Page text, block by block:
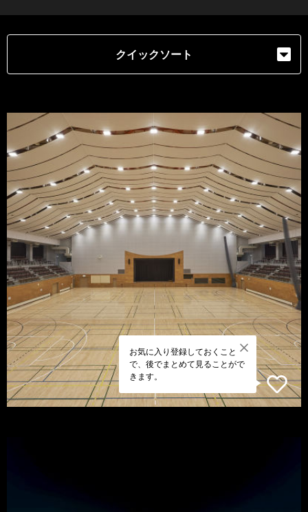
クイックソート
お気に入り登録しておくこと
で、後でまとめて見ることがで
きます。